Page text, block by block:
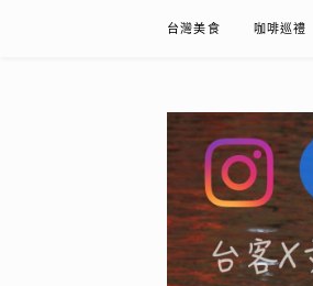
台灣美食 咖啡巡禮